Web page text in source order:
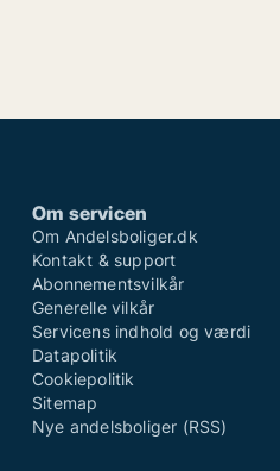
Om servicen
Om Andelsboliger.dk
Kontakt & support
Abonnementsvilkår
Generelle vilkår
Servicens indhold og værdi
Datapolitik
Cookiepolitik
Sitemap
Nye andelsboliger (RSS)